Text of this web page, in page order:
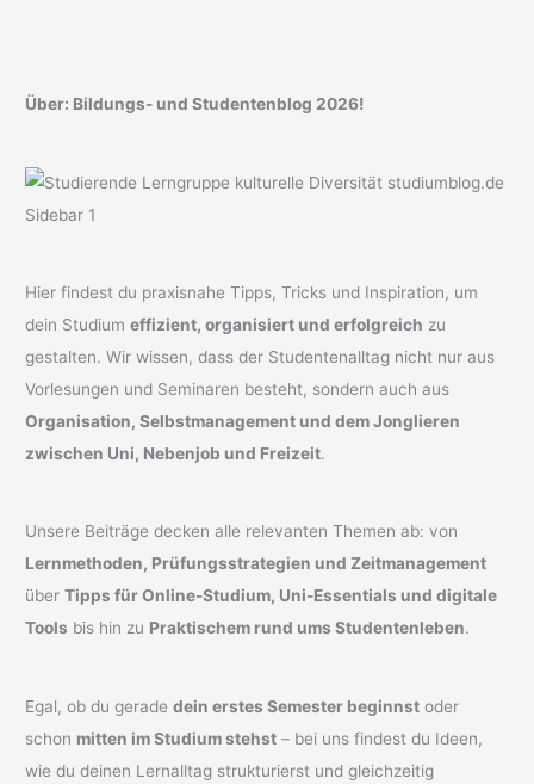
Über: Bildungs- und Studentenblog 2026!
Hier findest du praxisnahe Tipps, Tricks und Inspiration, um
dein Studiumeffizient, organisiert und erfolgreich zu
gestalten. Wir wissen, dass der Studentenalltag nicht nur aus
Vorlesungen und Seminaren besteht, sondern auch aus
Organisation, Selbstmanagement und dem Jonglieren
zwischen Uni, Nebenjob und Freizeit.
Unsere Beiträge decken alle relevanten Themen ab: von
Lernmethoden, Prüfungsstrategien und Zeitmanagement
überTipps für Online-Studium, Uni-Essentials und digitale
Tools bis hin zu Praktischem rund ums Studentenleben.
Egal, ob du geradedein erstes Semester beginnst oder
schon mitten im Studium stehst – bei uns findest du Ideen,
wie du deinen Lernalltag strukturierst und gleichzeitig